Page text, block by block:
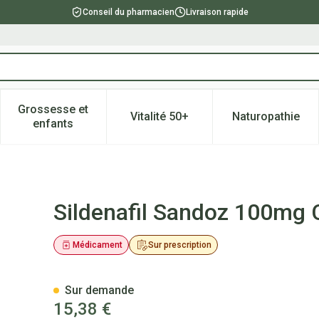
Conseil du pharmacien Livraison rapide
Beauté, soins et hygiène
menu pour la catégorie Régime, alimentation &
Grossesse et
enfantsAfficher le sous-menu pour la catégorie
Vitalité 50+Afficher le sous-menu pour la
Naturopathie
Afficher
Pell 4x100mg
Sildenafil Sandoz 100mg
Sur prescription
Médicament
15,38 €
Sur demande